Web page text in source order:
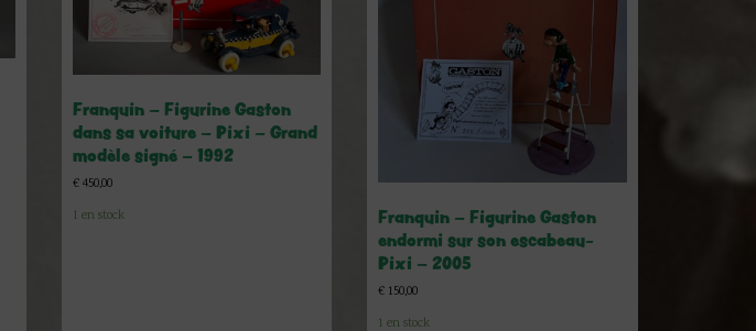
Franquin – Figurine Gaston
dans sa voiture – Pixi – Grand
modèle signé – 1992
€450,00
1 en stock
Franquin – Figurine Gaston
endormi sur son escabeau-
Pixi – 2005
€ 150,00
1 en stock